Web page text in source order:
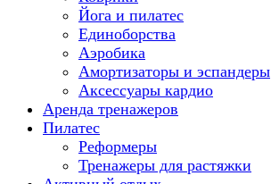
Йога и пилатес
Единоборства
Аэробика
Амортизаторы и эспандеры
Аксессуары кардио
Аренда тренажеров
Пилатес
Реформеры
Тренажеры для растяжки